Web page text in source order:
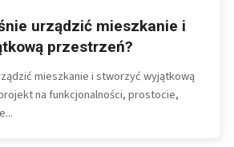
urządzić mieszkanie i
przestrzeń?
mieszkanie i stworzyć wyjątkową
na funkcjonalności, prostocie,